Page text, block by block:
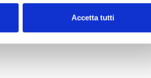
Accetta tutti
ritmo-black Codice :
(€ 199,18